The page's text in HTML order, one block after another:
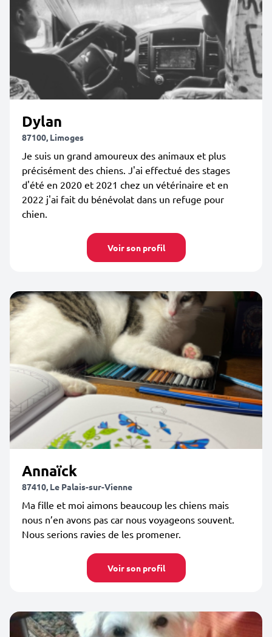
Dylan
87100, Limoges
Je suis un grand amoureux des animaux et plus
précisément des chiens. J'ai effectué des stages
d'été en 2020 et 2021 chez un vétérinaire et en
2022 j'ai fait du bénévolat dans un refuge pour
chien.
Voir son profil
Annaïck
87410, Le Palais-sur-Vienne
Ma fille et moi aimons beaucoup les chiens mais
nous n’en avons pas car nous voyageons souvent.
Nous serions ravies de les promener.
Voir son profil